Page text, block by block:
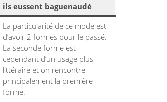
ils eussent baguenaudé
La particularité de ce mode est
d’avoir 2 formes pour le passé.
La seconde forme est
cependant d’un usage plus
littéraire et on rencontre
principalement la première
forme.